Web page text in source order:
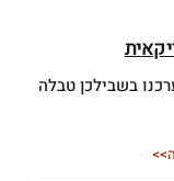
בשבילכן טבלה